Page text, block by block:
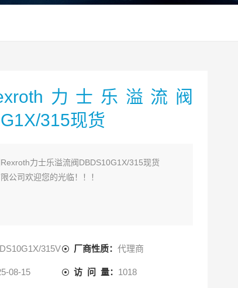
力士乐溢流阀
315现货
力士乐溢流阀DBDS10G1X/315现货
公司欢迎您的光临！！！
315V 厂商性质：代理商
08-15 访 问 量： 1018